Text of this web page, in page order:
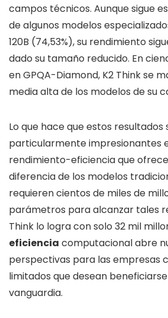
campos técnicos. Aunque sigue
de algunos modelos
120B (74,53%), su rendimiento
dado su tamaño reducido. En
en GPQA-Diamond, K2 Think se
media alta de los modelos de su
Lo que hace que estos resultados
particularmente impresionantes
rendimiento-eficiencia que ofrece
diferencia de los modelos
requieren cientos de miles de
parámetros para alcanzar tales
Think lo logra con solo 32 mil
eficiencia computacional abre
perspectivas para las empresas
limitados que desean
vanguardia.